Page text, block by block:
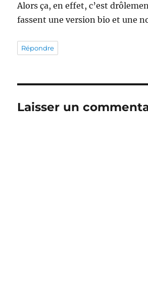
Alors ça, en effet, c’est
fassent une version bio et une
Répondre
Laisser un